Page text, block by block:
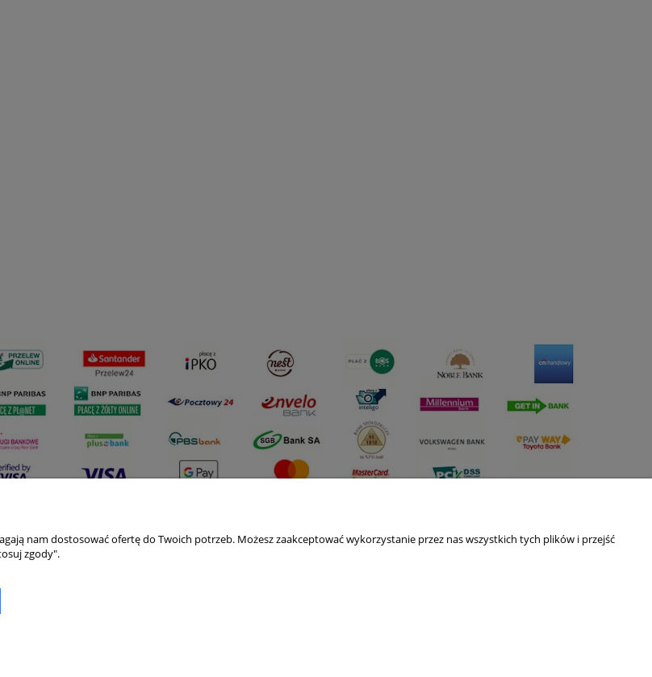
Płatności i dostawa
nam dostosować ofertę do Twoich potrzeb. Możesz zaakceptować wykorzystanie przez nas wszystkich tych plików i przejść
zgody".